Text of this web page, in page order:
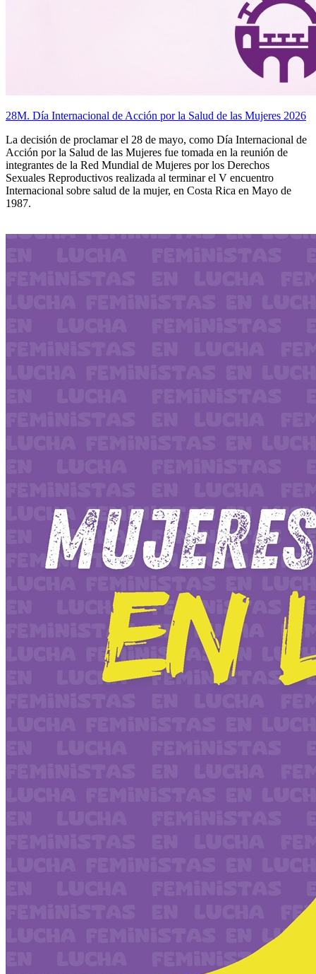
28M. Día Internacional de Acción por la Salud de las Mujeres 2026
La decisión de proclamar el 28 de mayo, como Día Internacional de
Acción por la Salud de las Mujeres fue tomada en la reunión de
integrantes de la Red Mundial de Mujeres por los Derechos
Sexuales Reproductivos realizada al terminar el V encuentro
Internacional sobre salud de la mujer, en Costa Rica en Mayo de
1987.